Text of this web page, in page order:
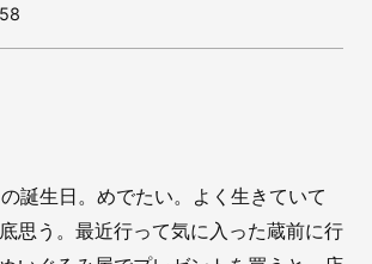
誕生日。めでたい。よく生きていて
思う。最近行って気に入った蔵前に行